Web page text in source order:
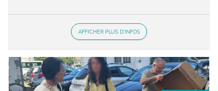
AFFICHER PLUS D'INFOS